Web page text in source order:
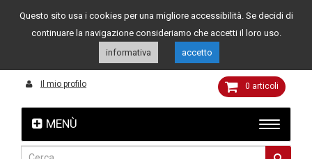
Assistenza clienti 049 8015108 349 4262144
MENÙ
Il mio profilo 0 articoli
Questo sito usa i cookies per una migliore accessibilità. Se decidi di
continuare la navigazione consideriamo che accetti il loro uso.
informativa
accetto